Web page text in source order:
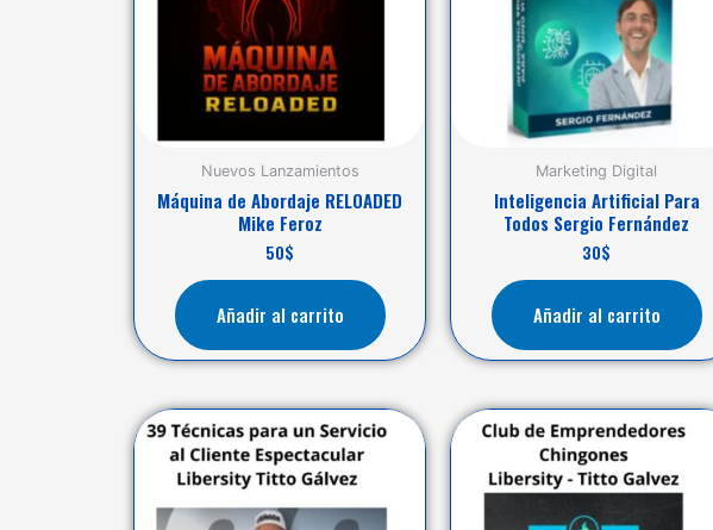
Nuevos Lanzamientos
Máquina de Abordaje RELOADED
Mike Feroz
50$
Añadir al carrito
Marketing Digital
Inteligencia Artificial Para
Todos Sergio Fernández
30$
Añadir al carrito